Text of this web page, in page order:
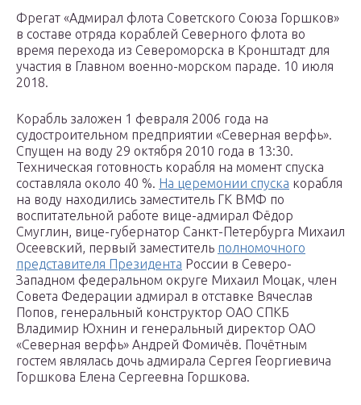
Фрегат «Адмирал флота Советского Союза Горшков»
в составе отряда кораблей Северного флота во
время перехода из Североморска в Кронштадт для
участия в Главном военно-морском параде. 10 июля
2018.
Корабль заложен 1 февраля 2006 года на
судостроительном предприятии «Северная верфь».
Спущен на воду 29 октября 2010 года в 13:30.
Техническая готовность корабля на момент спуска
составляла около 40 %. На церемонии спуска корабля
на воду находились заместитель ГК ВМФ по
воспитательной работе вице-адмирал Фёдор
Смуглин, вице-губернатор Санкт-Петербурга Михаил
Осеевский, первый заместитель полномочного
представителя Президента России в Северо-
Западном федеральном округе Михаил Моцак, член
Совета Федерации адмирал в отставке Вячеслав
Попов, генеральный конструктор ОАО СПКБ
Владимир Юхнин и генеральный директор ОАО
«Северная верфь» Андрей Фомичёв. Почётным
гостем являлась дочь адмирала Сергея Георгиевича
Горшкова Елена Сергеевна Горшкова.